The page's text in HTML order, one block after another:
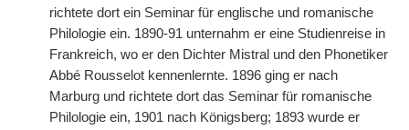
richtete dort ein Seminar für englische und romanische
Philologie ein. 1890-91 unternahm er eine Studienreise in
Frankreich, wo er den Dichter Mistral und den Phonetiker
Abbé Rousselot kennenlernte. 1896 ging er nach
Marburg und richtete dort das Seminar für romanische
Philologie ein, 1901 nach Königsberg; 1893 wurde er